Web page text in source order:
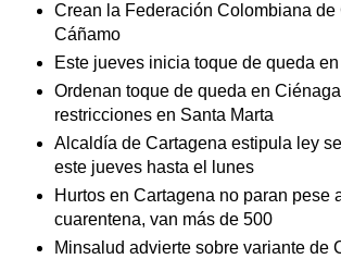
Crean la Federación Colombiana de
Cáñamo
Este jueves inicia toque de queda
Ordenan toque de queda en
restricciones en Santa Marta
Alcaldía de Cartagena estipula ley
este jueves hasta el lunes
Hurtos en Cartagena no paran pese
cuarentena, van más de 500
Minsalud advierte sobre variante de